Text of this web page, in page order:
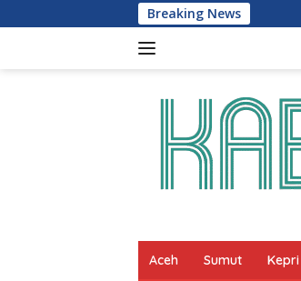
to
Breaking News
Aceh Sumut Kepri